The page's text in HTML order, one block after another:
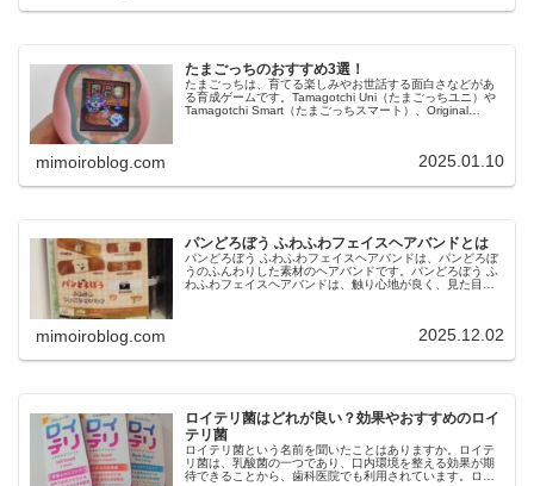
たまごっちのおすすめ3選！
たまごっちは、育てる楽しみやお世話する面白さなどがあ
る育成ゲームです。Tamagotchi Uni（たまごっちユニ）や
Tamagotchi Smart（たまごっちスマート）、Original
mimoiroblog.com 2025.01.10
パンどろぼう ふわふわフェイスヘアバンドとは
パンどろぼう ふわふわフェイスヘアバンドは、パンどろぼ
うのふんわりした素材のヘアバンドです。パンどろぼう ふ
わふわフェイスヘアバンドは、触り心地が良く、見た目も
mimoiroblog.com 2025.12.02
ロイテリ菌はどれが良い？効果やおすすめのロイ
テリ菌
ロイテリ菌という名前を聞いたことはありますか。ロイテ
リ菌は、乳酸菌の一つであり、口内環境を整える効果が期
待できることから、歯科医院でも利用されています。ロイ